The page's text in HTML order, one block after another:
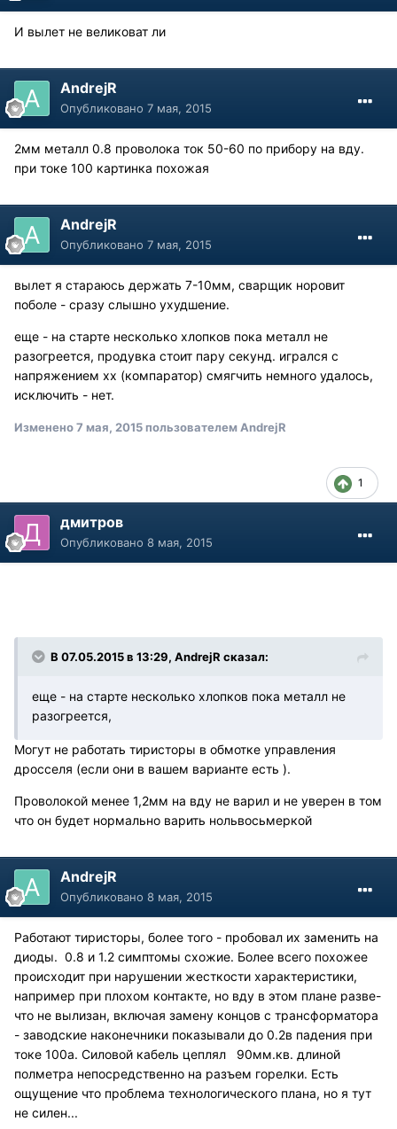
И вылет не великоват ли
AndrejR
Опубликовано 7 мая, 2015
2мм металл 0.8 проволока ток 50-60 по прибору на вду.
при токе 100 картинка похожая
AndrejR
Опубликовано 7 мая, 2015
вылет я стараюсь держать 7-10мм, сварщик норовит
поболе - сразу слышно ухудшение.
еще - на старте несколько хлопков пока металл не
разогреется, продувка стоит пару секунд. игрался с
напряжением хх (компаратор) смягчить немного удалось,
исключить - нет.
Изменено7 мая, 2015пользователем AndrejR
1
дмитров
Опубликовано 8 мая, 2015
В 07.05.2015 в 13:29, AndrejR сказал:
еще - на старте несколько хлопков пока металл не
разогреется,
Могут не работать тиристоры в обмотке управления
дросселя (если они в вашем варианте есть ).
Проволокой менее 1,2мм на вду не варил и не уверен в том
что он будет нормально варить нольвосьмеркой
AndrejR
Опубликовано 8 мая, 2015
Работают тиристоры, более того - пробовал их заменить на
диоды. 0.8 и 1.2 симптомы схожие. Более всего похожее
происходит при нарушении жесткости характеристики,
например при плохом контакте, но вду в этом плане разве-
что не вылизан, включая замену концов с трансформатора
- заводские наконечники показывали до 0.2в падения при
токе 100а. Силовой кабель цеплял 90мм.кв. длиной
полметра непосредственно на разъем горелки. Есть
ощущение что проблема технологического плана, но я тут
не силен...